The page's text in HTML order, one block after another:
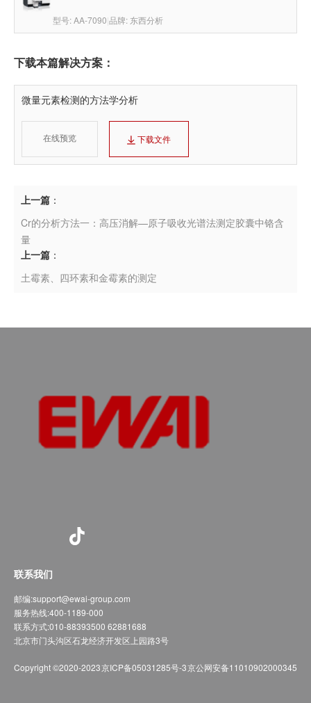
型号: AA-7090 品牌: 东西分析
下载本篇解决方案：
微量元素检测的方法学分析
在线预览 下载文件
上一篇 ：
Cr的分析方法一：高压消解—原子吸收光谱法测定胶囊中铬含
量
上一篇 ：
土霉素、四环素和金霉素的测定
联系我们
邮编:support@ewai-group.com
服务热线:400-1189-000
联系方式:010-88393500 62881688
北京市门头沟区石龙经济开发区上园路3号
Copyright ©2020-2023京ICP备05031285号-3京公网安备11010902000345